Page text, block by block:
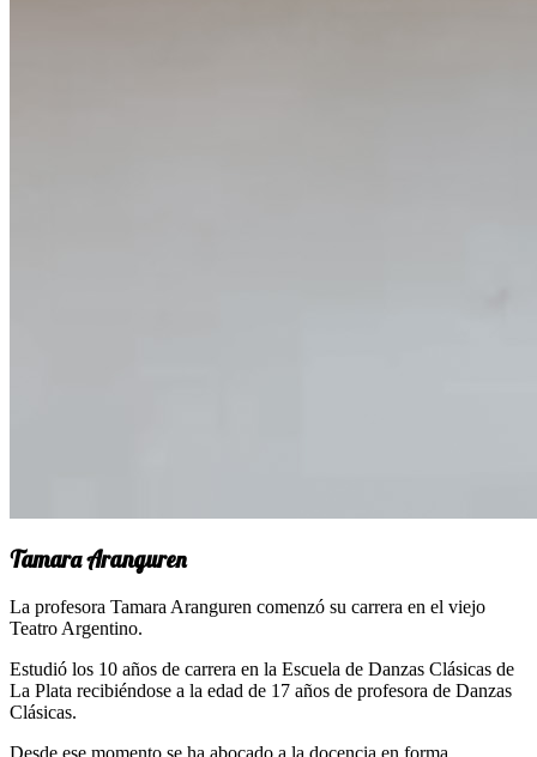
Tamara Aranguren
La profesora Tamara Aranguren comenzó su carrera en el viejo
Teatro Argentino.
Estudió los 10 años de carrera en la Escuela de Danzas Clásicas de
La Plata recibiéndose a la edad de 17 años de profesora de Danzas
Clásicas.